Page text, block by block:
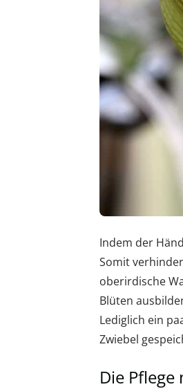
Indem der
Somit
oberirdische
Blüten
Lediglich ein
Zwiebel
Die